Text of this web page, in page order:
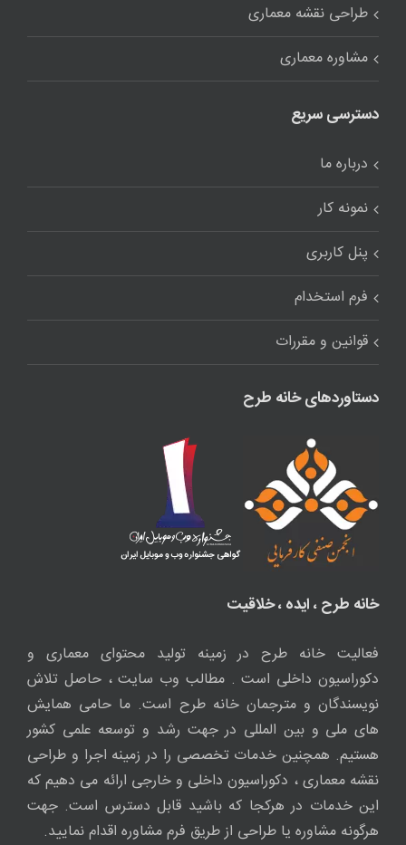
طراحی نقشه معماری
مشاوره معماری
دسترسی سریع
درباره ما
نمونه کار
پنل کاربری
فرم استخدام
قوانین و مقررات
دستاوردهای خانه طرح
خانه طرح ، ایده ، خلاقیت
فعالیت خانه طرح در زمینه تولید محتوای معماری و
دکوراسیون داخلی است . مطالب وب سایت ، حاصل تلاش
نویسندگان و مترجمان خانه طرح است. ما حامی همایش
های ملی و بین المللی در جهت رشد و توسعه علمی کشور
هستیم. همچنین خدمات تخصصی را در زمینه اجرا و طراحی
نقشه معماری ، دکوراسیون داخلی و خارجی ارائه می دهیم که
این خدمات در هرکجا که باشید قابل دسترس است. جهت
هرگونه مشاوره یا طراحی از طریق فرم مشاوره اقدام نمایید.